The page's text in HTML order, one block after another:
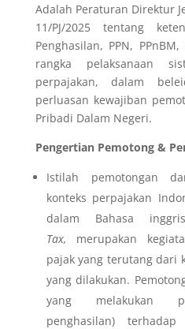
Adalah Peraturan Direktur
11/PJ/2025 tentang
Penghasilan, PPN,
rangka pelaksanaan
perpajakan, dalam
perluasan kewajiban
Pribadi Dalam Negeri.
Pengertian Pemotong &
Istilah pemotongan
konteks perpajakan
dalam Bahasa
Tax,
merupakan
pajak yang terutang dari
yang dilakukan.
yang melakukan
penghasilan)